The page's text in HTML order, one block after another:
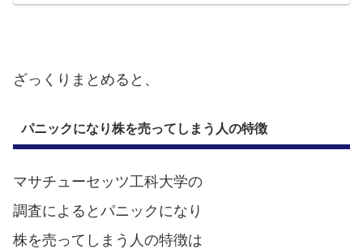
ざっくりまとめると、
パニックになり株を売ってしまう人の特徴
マサチューセッツ工科大学の
調査によるとパニックになり
株を売ってしまう人の特徴は